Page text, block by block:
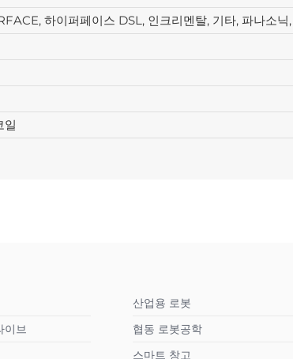
하이퍼페이스 DSL, 인크리멘탈, 기타, 파나소
일
이브
산업용 로봇
협동 로봇공학
스마트 창고